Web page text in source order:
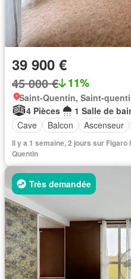
39 900 €
45 000 € 11%
Saint-Quentin, Saint-
4 Pièces
1 Salle de
Cave
Balcon Ascenseur
Il y a 1 semaine, 2 jours sur
Quentin
Très demandée